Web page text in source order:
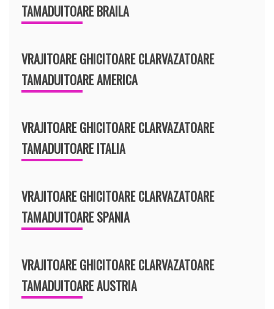
TAMADUITOARE BRAILA
VRAJITOARE GHICITOARE CLARVAZATOARE
TAMADUITOARE AMERICA
VRAJITOARE GHICITOARE CLARVAZATOARE
TAMADUITOARE ITALIA
VRAJITOARE GHICITOARE CLARVAZATOARE
TAMADUITOARE SPANIA
VRAJITOARE GHICITOARE CLARVAZATOARE
TAMADUITOARE AUSTRIA